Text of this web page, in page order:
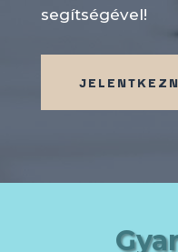
segítségével!